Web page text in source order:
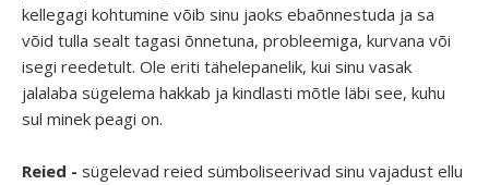
kellegagi kohtumine võib sinu jaoks ebaõnnestuda ja sa
võid tulla sealt tagasi õnnetuna, probleemiga, kurvana või
isegi reedetult. Ole eriti tähelepanelik, kui sinu vasak
jalalaba sügelema hakkab ja kindlasti mõtle läbi see, kuhu
sul minek peagi on.
Reied - sügelevad reied sümboliseerivad sinu vajadust ellu